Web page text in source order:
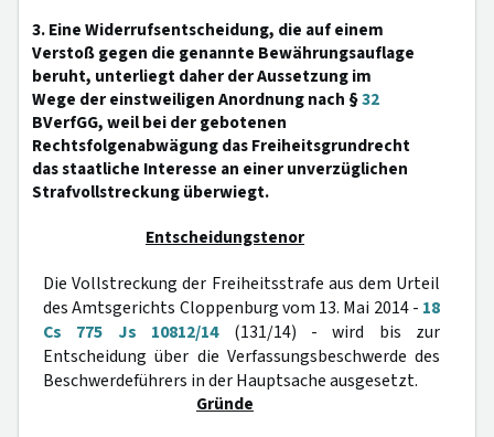
3. Eine Widerrufsentscheidung, die auf einem
Verstoß gegen die genannte Bewährungsauflage
beruht, unterliegt daher der Aussetzung im
Wege der einstweiligen Anordnung nach §32
BVerfGG, weil bei der gebotenen
Rechtsfolgenabwägung das Freiheitsgrundrecht
das staatliche Interesse an einer unverzüglichen
Strafvollstreckung überwiegt.
Entscheidungstenor
Die Vollstreckung der Freiheitsstrafe aus dem Urteil
des Amtsgerichts Cloppenburg vom 13. Mai 2014 - 18
Cs 775 Js 10812/14(131/14) - wird bis zur
Entscheidung über die Verfassungsbeschwerde des
Beschwerdeführers in der Hauptsache ausgesetzt.
Gründe